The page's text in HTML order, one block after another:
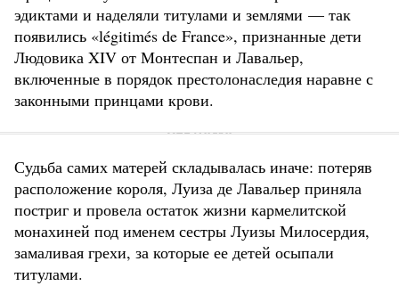
эдиктами и наделяли титулами и землями — так
появились «légitimés de France», признанные дети
Людовика XIV от Монтеспан и Лавальер,
включенные в порядок престолонаследия наравне с
законными принцами крови.
Судьба самих матерей складывалась иначе: потеряв
расположение короля, Луиза де Лавальер приняла
постриг и провела остаток жизни кармелитской
монахиней под именем сестры Луизы Милосердия,
замаливая грехи, за которые ее детей осыпали
титулами.